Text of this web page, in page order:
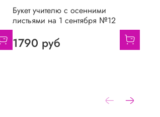
Букет учителю с осенними
листьями на 1 сентября №12
1790 руб